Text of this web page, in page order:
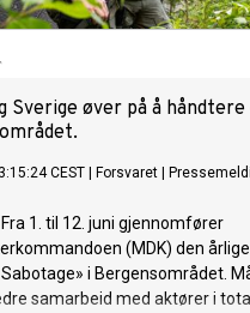
Sverige øver på å
CEST Forsvaret
1. til 12. juni gjennomfører
(MDK) den
i Bergensområdet.
samarbeid med aktører i